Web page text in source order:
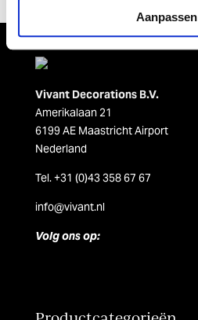
Aanpassen
Vivant Decorations B.V.
Amerikalaan 21
6199 AE Maastricht Airport
Nederland
Tel. +31 (0)43 358 67 67
info@vivant.nl
Volg ons op: